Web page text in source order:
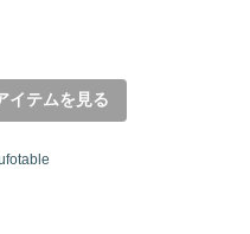
イテムを見る